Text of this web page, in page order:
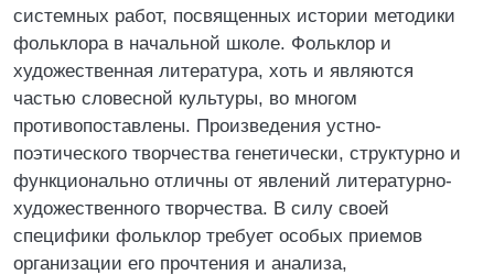
системных работ, посвященных истории методики
фольклора в начальной школе. Фольклор и
художественная литература, хоть и являются
частью словесной культуры, во многом
противопоставлены. Произведения устно-
поэтического творчества генетически, структурно и
функционально отличны от явлений литературно-
художественного творчества. В силу своей
специфики фольклор требует особых приемов
организации его прочтения и анализа,